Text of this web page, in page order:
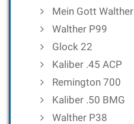
Mein Gott Walther
Walther P99
Glock 22
Kaliber .45 ACP
Remington 700
Kaliber .50 BMG
Walther P38